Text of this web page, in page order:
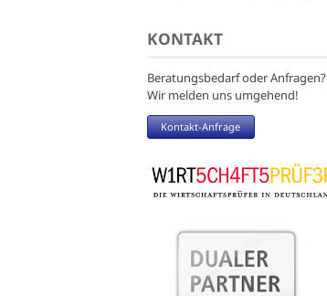
KONTAKT
Beratungsbedarf oder Anfragen?
Wir melden uns umgehend!
Kontakt-Anfrage